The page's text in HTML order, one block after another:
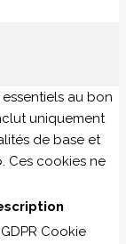
au bon
uniquement
de base et
Ces cookies ne
Cookie